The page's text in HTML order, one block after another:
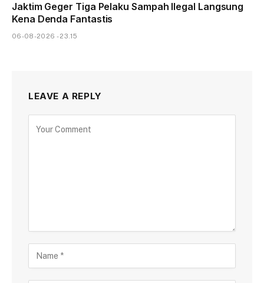
Jaktim Geger Tiga Pelaku Sampah Ilegal Langsung
Kena Denda Fantastis
06-08-2026 - 23.15
LEAVE A REPLY